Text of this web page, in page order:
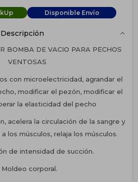
Disponible Envío
Descripción
BOMBA DE VACIO PARA PECHOS
VENTOSAS
con microelectricidad, agrandar el
modificar el pezón, modificar el
la elasticidad del pecho
acelera la circulación de la sangre y
los músculos, relaja los músculos.
de intensidad de succión.
Moldeo corporal.